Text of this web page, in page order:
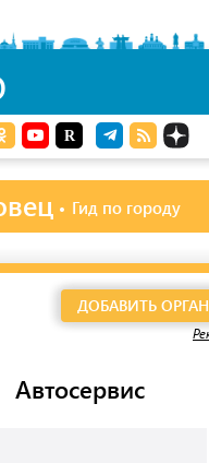
Гид по городу
ДОБАВИТЬ
Автосервис